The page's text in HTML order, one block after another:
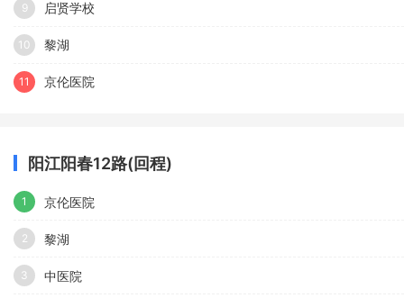
9 启贤学校
10 黎湖
11 京伦医院
阳江阳春12路(回程)
1 京伦医院
2 黎湖
3 中医院